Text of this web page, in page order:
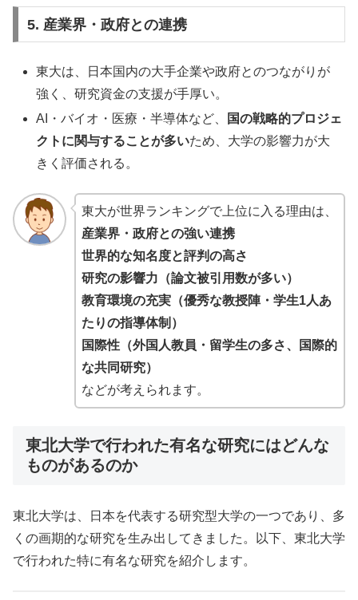
5. 産業界・政府との連携
東大は、日本国内の大手企業や政府とのつながりが
強く、研究資金の支援が手厚い。
AI・バイオ・医療・半導体など、
国の戦略的プロジェ
クトに関与することが多いため、大学の影響力が大
きく評価される。
東大が世界ランキングで上位に入る理由は、
産業界・政府との強い連携
世界的な知名度と評判の高さ
研究の影響力（論文被引用数が多い）
教育環境の充実（優秀な教授陣・学生1人あ
たりの指導体制）
国際性（外国人教員・留学生の多さ、国際的
な共同研究）
などが考えられます。
東北大学で行われた有名な研究にはどんな
ものがあるのか
東北大学は、日本を代表する研究型大学の一つであり、多
くの画期的な研究を生み出してきました。以下、東北大学
で行われた特に有名な研究を紹介します。